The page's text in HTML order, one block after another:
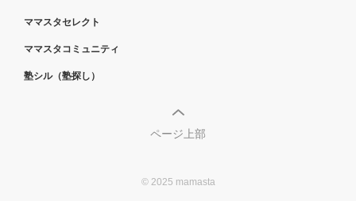
ママスタセレクト
ママスタコミュニティ
塾シル（塾探し）
ページ上部
© 2025 mamasta